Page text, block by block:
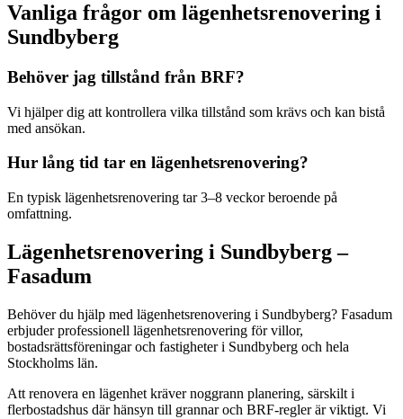
Vanliga frågor om lägenhetsrenovering i
Sundbyberg
Behöver jag tillstånd från BRF?
Vi hjälper dig att kontrollera vilka tillstånd som krävs och kan bistå
med ansökan.
Hur lång tid tar en lägenhetsrenovering?
En typisk lägenhetsrenovering tar 3–8 veckor beroende på
omfattning.
Lägenhetsrenovering i Sundbyberg–
Fasadum
Behöver du hjälp med lägenhetsrenovering i Sundbyberg? Fasadum
erbjuder professionell lägenhetsrenovering för villor,
bostadsrättsföreningar och fastigheteri Sundbyberg och hela
Stockholms län.
Att renovera en lägenhet kräver noggrann planering, särskilt i
flerbostadshus där hänsyn till grannar och BRF-regler är viktigt. Vi